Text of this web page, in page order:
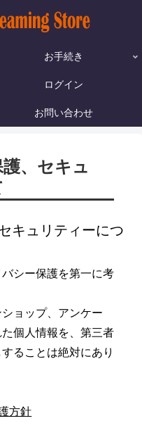
お手続き
ログイン
お問い合わせ
、セキュ
キュリティーにつ
シー保護を第一に考
ョップ、アンケー
個人情報を、第三者
ることは絶対にあり
方針